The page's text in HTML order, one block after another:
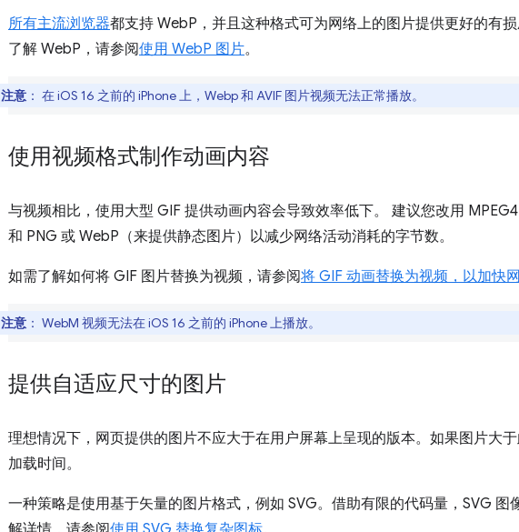
所有主流浏览器都支持 WebP，并且这种格式可为网络上的图片提供更好的有
了解 WebP，请参阅使用 WebP 图片。
注意 ： 在 iOS 16 之前的 iPhone 上，Webp 和 AVIF 图片视频无法正常播放。
使用视频格式制作动画内容
与视频相比，使用大型 GIF 提供动画内容会导致效率低下。 建议您改用
和 PNG 或 WebP（来提供静态图片）以减少网络活动消耗的字节数。
如需了解如何将 GIF 图片替换为视频，请参阅将 GIF 动画替换为视频，以加快
注意 ： WebM 视频无法在 iOS 16 之前的 iPhone 上播放。
提供自适应尺寸的图片
理想情况下，网页提供的图片不应大于在用户屏幕上呈现的版本。如果图片大
加载时间。
一种策略是使用基于矢量的图片格式，例如 SVG。借助有限的代码量，SVG 图